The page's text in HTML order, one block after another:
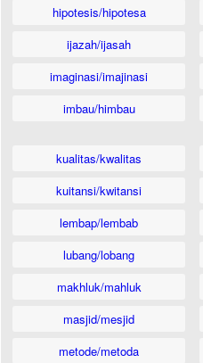
hipotesis/hipotesa
ijazah/ijasah
imaginasi/imajinasi
imbau/himbau
kualitas/kwalitas
kuitansi/kwitansi
lembap/lembab
lubang/lobang
makhluk/mahluk
masjid/mesjid
metode/metoda